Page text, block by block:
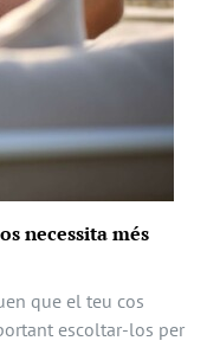
necessita més
que el teu cos
escoltar-los per